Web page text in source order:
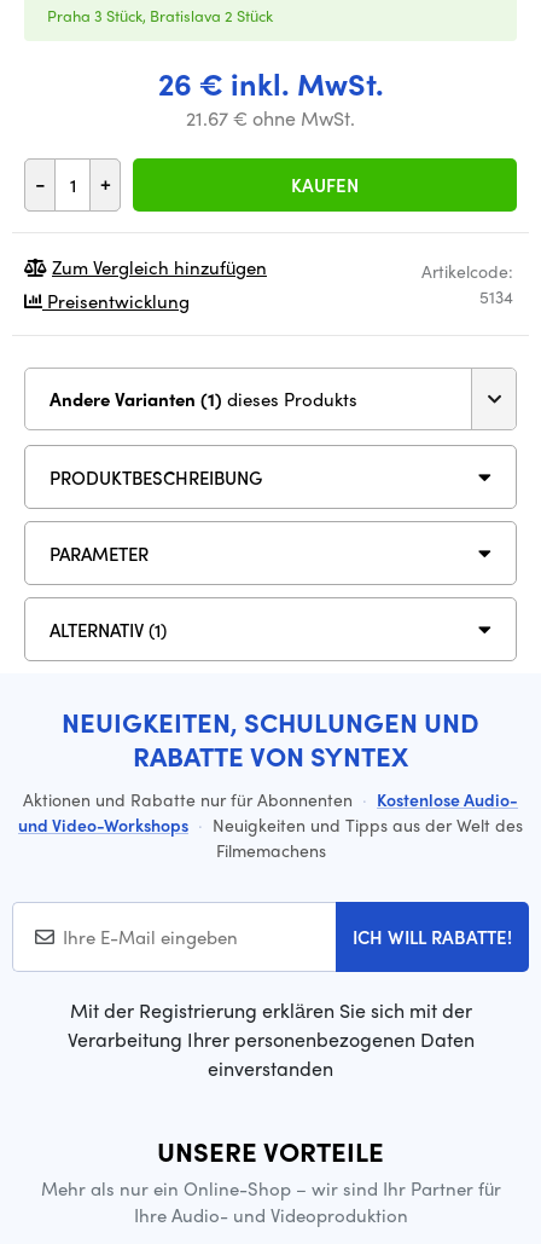
26 € inkl. MwSt.
21.67 € ohne MwSt.
- + KAUFEN
Praha 3 Stück, Bratislava 2 Stück
Artikelcode:
5134
Zum Vergleich hinzufügen
Preisentwicklung
Andere Varianten (1) dieses Produkts
PRODUKTBESCHREIBUNG
PARAMETER
ALTERNATIV (1)
NEUIGKEITEN, SCHULUNGEN UND
RABATTE VON SYNTEX
Aktionen und Rabatte nur für Abonnenten · Kostenlose Audio-
und Video-Workshops · Neuigkeiten und Tipps aus der Welt des
Filmemachens
ICH WILL RABATTE!
Mit der Registrierung erklären Sie sich mit der
Verarbeitung Ihrer personenbezogenen Daten
einverstanden
UNSERE VORTEILE
Mehr als nur ein Online-Shop – wir sind Ihr Partner für
Ihre Audio- und Videoproduktion